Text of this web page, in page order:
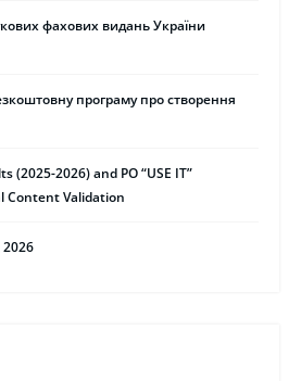
фахових видань України
програму про створення
(2025-2026) and PO “USE IT”
Content Validation
2026